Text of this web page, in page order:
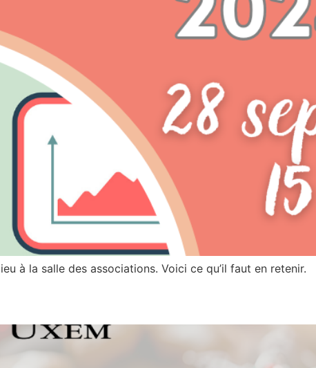
à la salle des associations. Voici ce qu’il faut en retenir.